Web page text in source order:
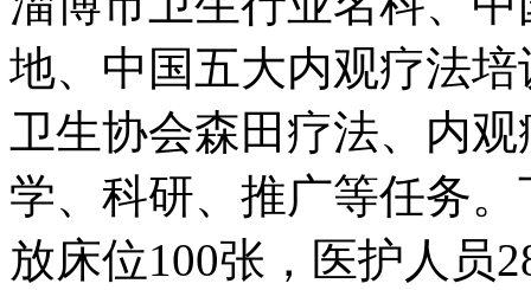
地、中国五大内观疗法
卫生协会森田疗法、内
学、科研、推广等任务
放床位100张，医护人员